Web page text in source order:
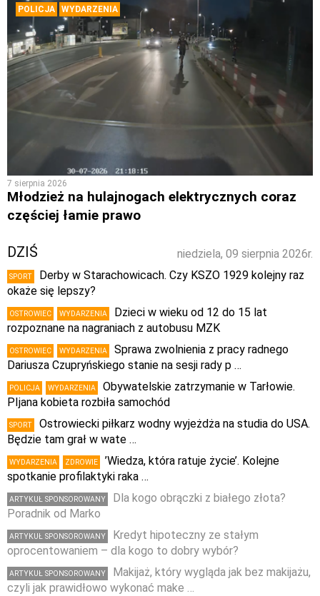
POLICJA WYDARZENIA
7 sierpnia 2026
Młodzież na hulajnogach elektrycznych coraz
częściej łamie prawo
niedziela, 09 sierpnia 2026r.
DZIŚ
SPORT
Derby w Starachowicach. Czy KSZO 1929 kolejny raz
okaże się lepszy?
OSTROWIEC WYDARZENIA
Dzieci w wieku od 12 do 15 lat
rozpoznane na nagraniach z autobusu MZK
OSTROWIEC WYDARZENIA
Sprawa zwolnienia z pracy radnego
Dariusza Czupryńskiego stanie na sesji rady p …
POLICJA WYDARZENIA
Obywatelskie zatrzymanie w Tarłowie.
PIjana kobieta rozbiła samochód
SPORT
Ostrowiecki piłkarz wodny wyjeżdża na studia do USA.
Będzie tam grał w wate …
WYDARZENIA ZDROWIE
’Wiedza, która ratuje życie’. Kolejne
spotkanie profilaktyki raka …
ARTYKUŁ SPONSOROWANY
Dla kogo obrączki z białego złota?
Poradnik od Marko
ARTYKUŁ SPONSOROWANY
Kredyt hipoteczny ze stałym
oprocentowaniem – dla kogo to dobry wybór?
ARTYKUŁ SPONSOROWANY
Makijaż, który wygląda jak bez makijażu,
czyli jak prawidłowo wykonać make …